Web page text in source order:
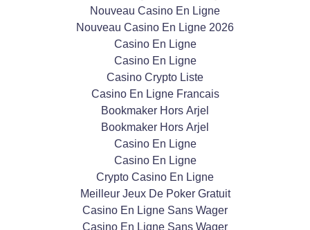
Nouveau Casino En Ligne
Nouveau Casino En Ligne 2026
Casino En Ligne
Casino En Ligne
Casino Crypto Liste
Casino En Ligne Francais
Bookmaker Hors Arjel
Bookmaker Hors Arjel
Casino En Ligne
Casino En Ligne
Crypto Casino En Ligne
Meilleur Jeux De Poker Gratuit
Casino En Ligne Sans Wager
Casino En Ligne Sans Wager